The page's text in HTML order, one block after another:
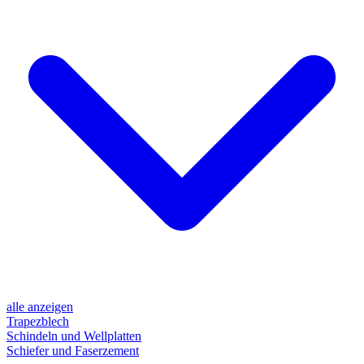
alle anzeigen
Trapezblech
Schindeln und Wellplatten
Schiefer und Faserzement